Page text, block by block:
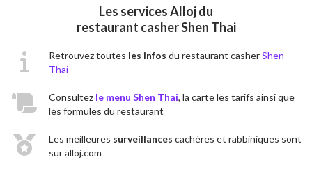
Les services Alloj du
restaurant casher Shen Thai
Retrouvez toutes les infos du restaurant casherShen
Thai
Consultez le menu Shen Thai, la carte les tarifs ainsi que
les formules du restaurant
Les meilleures surveillances cachères et rabbiniques sont
sur alloj.com